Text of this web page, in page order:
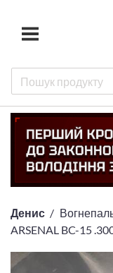
Денис
ARSENAL BC-15